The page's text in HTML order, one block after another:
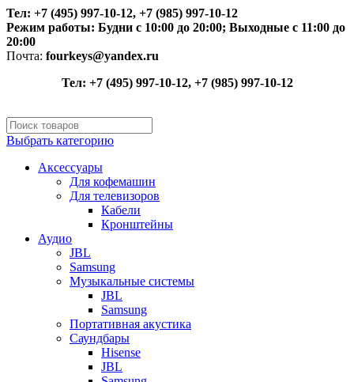
Тел: +7 (495) 997-10-12, +7 (985) 997-10-12
Режим работы: Будни с 10:00 до 20:00; Выходные с 11:00 до
20:00
Почта: fourkeys@yandex.ru
Тел: +7 (495) 997-10-12, +7 (985) 997-10-12
Выбрать категорию
Аксессуары
Для кофемашин
Для телевизоров
Кабели
Кронштейны
Аудио
JBL
Samsung
Музыкальные системы
JBL
Samsung
Портативная акустика
Саундбары
Hisense
JBL